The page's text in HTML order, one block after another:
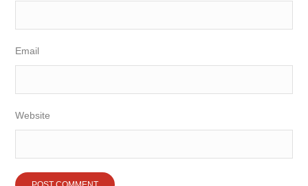
Email
Website